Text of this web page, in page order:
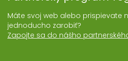
Máte svoj web alebo prispievate
jednoducho zarobiť?
Zapojte sa do nášho